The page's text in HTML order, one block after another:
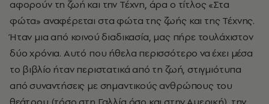
αφορούν τη ζωή και την Τέχνη, άρα ο τίτλος «Στα
φώτα» αναφέρεται στα φώτα της ζωής και της Τέχνης.
Ήταν μια από κοινού διαδικασία, μας πήρε τουλάχιστον
δύο χρόνια. Αυτό που ήθελα περισσότερο να έχει μέσα
το βιβλίο ήταν περιστατικά από τη ζωή, στιγμιότυπα
από συναντήσεις με σημαντικούς ανθρώπους του